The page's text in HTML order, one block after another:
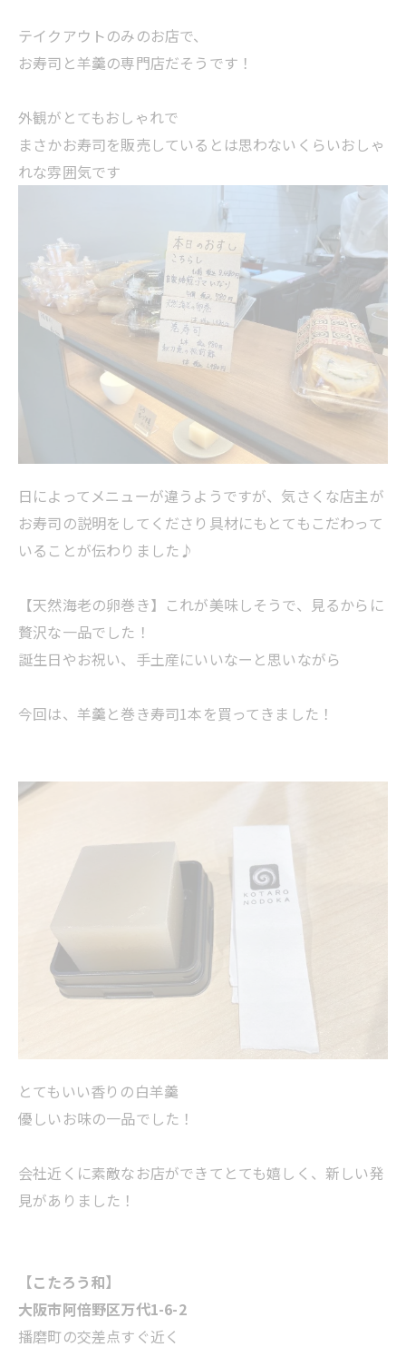
テイクアウトのみのお店で、
お寿司と羊羹の専門店だそうです！
外観がとてもおしゃれで
まさかお寿司を販売しているとは思わないくらいおしゃ
れな雰囲気です
日によってメニューが違うようですが、気さくな店主が
お寿司の説明をしてくださり具材にもとてもこだわって
いることが伝わりました♪
【天然海老の卵巻き】これが美味しそうで、見るからに
贅沢な一品でした！
誕生日やお祝い、手土産にいいなーと思いながら
今回は、羊羹と巻き寿司1本を買ってきました！
とてもいい香りの白羊羹
優しいお味の一品でした！
会社近くに素敵なお店ができてとても嬉しく、新しい発
見がありました！
【こたろう和】
大阪市阿倍野区万代1-6-2
播磨町の交差点すぐ近く